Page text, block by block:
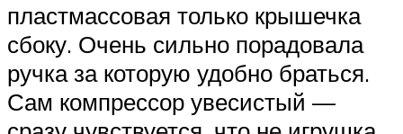
пластмассовая только крышечка
сбоку. Очень сильно порадовала
ручка за которую удобно браться.
Сам компрессор увесистый —